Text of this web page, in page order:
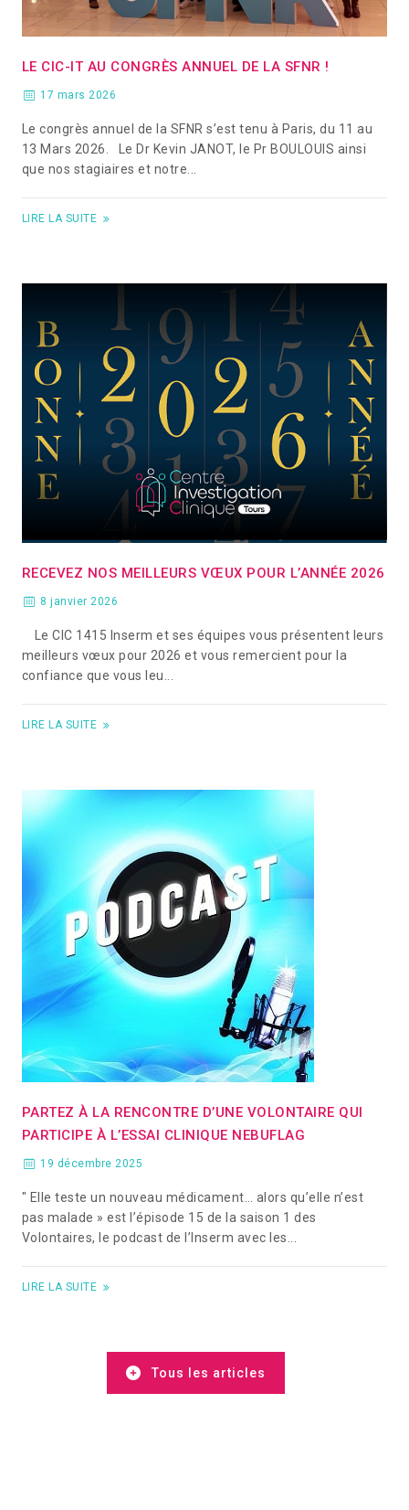
LE CIC-IT AU CONGRÈS ANNUEL DE LA SFNR !
17 mars 2026
Le congrès annuel de la SFNR s’est tenu à Paris, du 11 au
13 Mars 2026. Le Dr Kevin JANOT, le Pr BOULOUIS ainsi
que nos stagiaires et notre...
LIRE LA SUITE
RECEVEZ NOS MEILLEURS VŒUX POUR L’ANNÉE 2026
8 janvier 2026
Le CIC 1415 Inserm et ses équipes vous présentent leurs
meilleurs vœux pour 2026 et vous remercient pour la
confiance que vous leu...
LIRE LA SUITE
PARTEZ À LA RENCONTRE D’UNE VOLONTAIRE QUI
PARTICIPE À L’ESSAI CLINIQUE NEBUFLAG
19 décembre 2025
" Elle teste un nouveau médicament… alors qu’elle n’est
pas malade » est l’épisode 15 de la saison 1 des
Volontaires, le podcast de l’Inserm avec les...
LIRE LA SUITE
Tous les articles